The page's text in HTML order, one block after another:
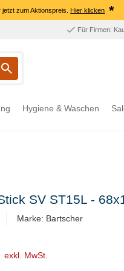
jetzt zum Aktionspreis.Hier klicken *
Für Firmen:
Hygiene & Waschen
SV ST15L -
Marke: Bartscher
exkl. MwSt.